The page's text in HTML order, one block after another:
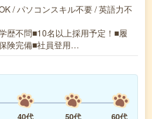
/ パソコンスキル不要 / 英語力不
歴不問■10名以上採用予定！■履
険完備■社員登用…
40代 50代
60代